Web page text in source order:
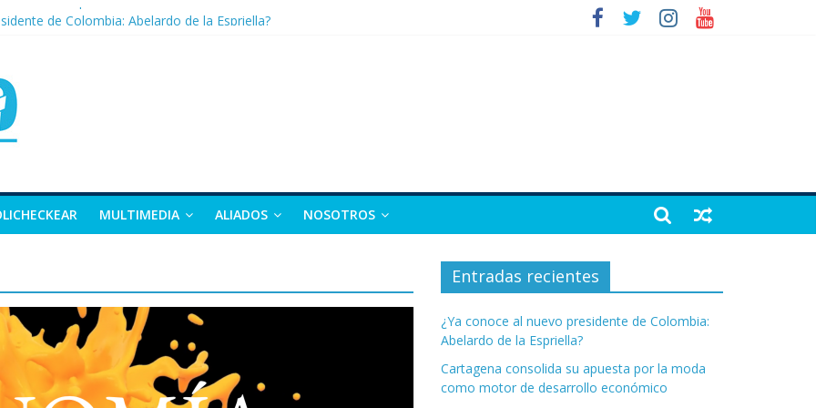
la tierra que vuelve a dar vida
exvicepresidente y figura clave de la política colombiana
y Nariño deja 21 muertos y más de 50 heridos
MULTIMEDIA ALIADOS NOSOTROS
Entradas recientes
¿Ya conoce al nuevo presidente de Colombia:
Abelardo de la Espriella?
Cartagena consolida su apuesta por la moda
como motor de desarrollo económico